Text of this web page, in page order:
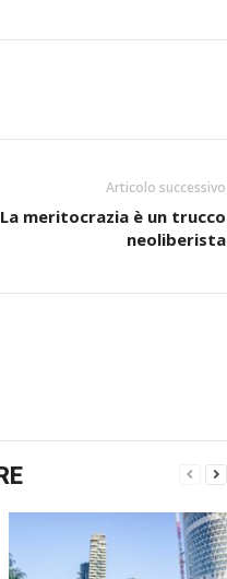
Articolo successivo
La meritocrazia è un trucco
neoliberista